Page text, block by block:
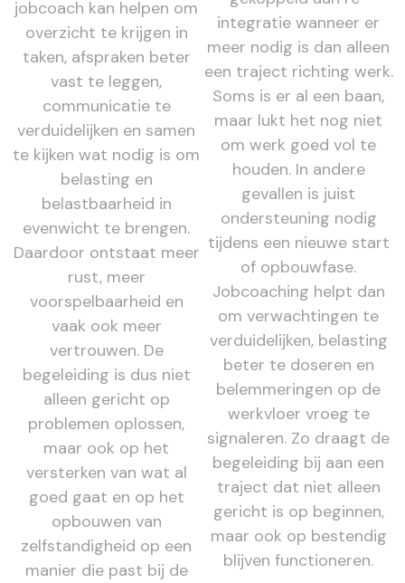
jobcoach kan helpen om
overzicht te krijgen in
taken, afspraken beter
vast te leggen,
communicatie te
verduidelijken en samen
te kijken wat nodig is om
belasting en
belastbaarheid in
evenwicht te brengen.
Daardoor ontstaat meer
rust, meer
voorspelbaarheid en
vaak ook meer
vertrouwen. De
begeleiding is dus niet
alleen gericht op
problemen oplossen,
maar ook op het
versterken van wat al
goed gaat en op het
opbouwen van
zelfstandigheid op een
manier die past bij de
integratie wanneer er
meer nodig is dan alleen
een traject richting werk.
Soms is er al een baan,
maar lukt het nog niet
om werk goed vol te
houden. In andere
gevallen is juist
ondersteuning nodig
tijdens een nieuwe start
of opbouwfase.
Jobcoaching helpt dan
om verwachtingen te
verduidelijken, belasting
beter te doseren en
belemmeringen op de
werkvloer vroeg te
signaleren. Zo draagt de
begeleiding bij aan een
traject dat niet alleen
gericht is op beginnen,
maar ook op bestendig
blijven functioneren.